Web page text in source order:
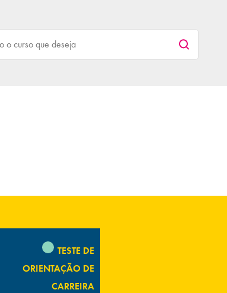
TESTE DE
ORIENTAÇÃO DE
CARREIRA